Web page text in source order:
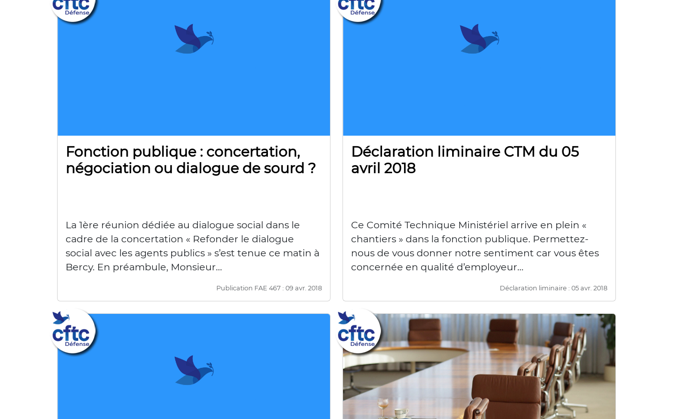
Fonction publique : concertation,
négociation ou dialogue de sourd ?
La 1ère réunion dédiée au dialogue social dans le
cadre de la concertation « Refonder le dialogue
social avec les agents publics » s’est tenue ce matin à
Bercy. En préambule, Monsieur…
Publication FAE 467 : 09 avr. 2018
Déclaration liminaire CTM du 05
avril 2018
Ce Comité Technique Ministériel arrive en plein «
chantiers » dans la fonction publique. Permettez-
nous de vous donner notre sentiment car vous êtes
concernée en qualité d’employeur…
Déclaration liminaire : 05 avr. 2018